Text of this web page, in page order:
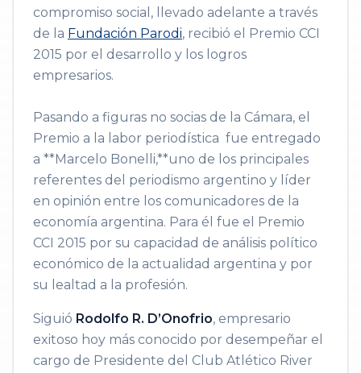
compromiso social, llevado adelante a través
de la Fundación Parodi, recibió el Premio CCI
2015 por el desarrollo y los logros
empresarios.
Pasando a figuras no socias de la Cámara, el
Premio a la labor periodística fue entregado
a **Marcelo Bonelli,**uno de los principales
referentes del periodismo argentino y líder
en opinión entre los comunicadores de la
economía argentina. Para él fue el Premio
CCI 2015 por su capacidad de análisis político
económico de la actualidad argentina y por
su lealtad a la profesión.
Siguió Rodolfo R. D’Onofrio, empresario
exitoso hoy más conocido por desempeñar el
cargo de Presiden​te del Club Atlético River